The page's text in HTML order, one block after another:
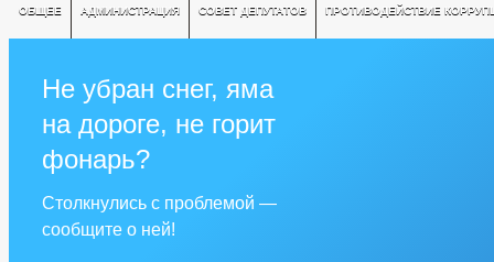
ОБЩЕЕ АДМИНИСТРАЦИЯ СОВЕТ ДЕПУТАТОВ ПРОТИВОДЕЙСТВИЕ
Не убран снег, яма
на дороге, не горит
фонарь?
Столкнулись с проблемой —
сообщите о ней!